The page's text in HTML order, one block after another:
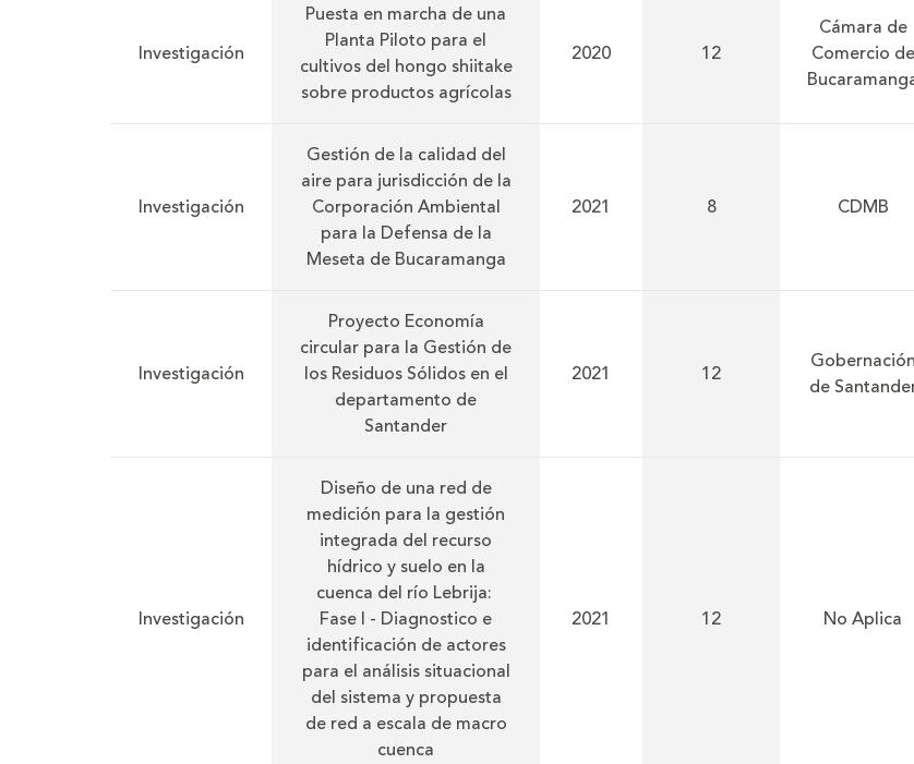
Investigación
Puesta en marcha de una
Planta Piloto para el
cultivos del hongo shiitake
sobre productos agrícolas
2020 12
Cámara de
Comercio de
Investigación
Gestión de la calidad del
aire para jurisdicción de la
Corporación Ambiental
para la Defensa de la
Meseta de Bucaramanga
2021 8 CDMB
Investigación
Proyecto Economía
circular para la Gestión de
los Residuos Sólidos en el
departamento de
Santander
2021 12
Gobernación
de
Investigación
Diseño de una red de
medición para la gestión
integrada del recurso
hídrico y suelo en la
cuenca del río Lebrija:
Fase I - Diagnostico e
identificación de actores
para el análisis situacional
del sistema y propuesta
de red a escala de macro
cuenca
2021 12 No Aplica